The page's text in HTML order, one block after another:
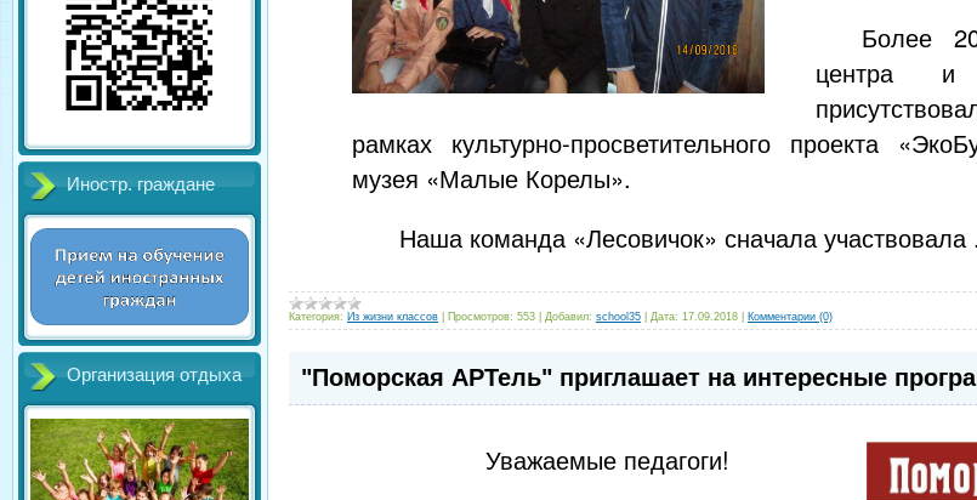
Иностр. граждане
Организация отдыха
Более
центра и
рамках культурно-просветительного проекта
музея «Малые Корелы».
Наша команда «Лесовичок» сначала участвовала
Категория: Из жизни классов Просмотров: 553 Добавил: school35 Дата: 17.09.2018 Комментарии (0)
"Поморская АРТель" приглашает на интересные
Уважаемые педагоги!